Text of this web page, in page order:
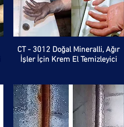
CT - 3012 Doğal Mineralli, Ağır
İşler İçin Krem El Temizleyici